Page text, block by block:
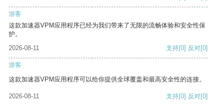
游客
这款加速器VPM应用程序已经为我们带来了无限的流畅体验和安全性保
护。
2026-08-11
支持[0] 反对[0]
游客
这款加速器VPM应用程序可以给你提供全球覆盖和最高安全性的连接。
2026-08-11 支持[0] 反对[0]